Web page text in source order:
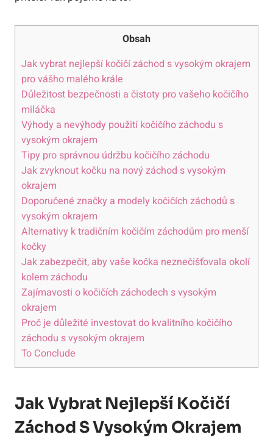
Obsah
Jak vybrat nejlepší kočičí záchod s vysokým okrajem
pro vášho malého krále
Důležitost bezpečnosti a čistoty pro vašeho kočičího
miláčka
Výhody a nevýhody použití kočičího záchodu s
vysokým okrajem
Tipy pro správnou údržbu kočičího záchodu
Jak zvyknout kočku na nový záchod s vysokým
okrajem
Doporučené značky a modely kočičích záchodů s
vysokým okrajem
Alternativy k tradičním kočičím záchodům pro menší
kočky
Jak zabezpečit, aby vaše kočka neznečišťovala okolí
kolem záchodu
Zajímavosti o kočičích záchodech s vysokým
okrajem
Proč je důležité investovat do kvalitního kočičího
záchodu s vysokým okrajem
To Conclude
Jak Vybrat Nejlepší Kočičí
Záchod S Vysokým Okrajem